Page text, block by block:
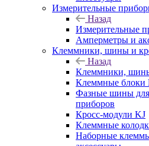
Измерительные
Назад
Измерительные
Амперметры и
Клеммники, шины и
Назад
Клеммники,
Клеммные блоки
Фазные шины
приборов
Кросс-модули KJ
Клеммные
Наборные